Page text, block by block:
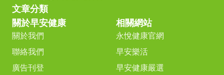
文章分類
關於早安健康
關於我們
聯絡我們
廣告刊登
相關網站
永悅健康官網
早安樂活
早安健康嚴選